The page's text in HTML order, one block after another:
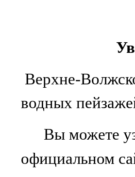
Верхне-
водных
Вы можете
официальном